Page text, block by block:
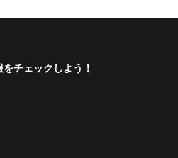
チェックしよう！